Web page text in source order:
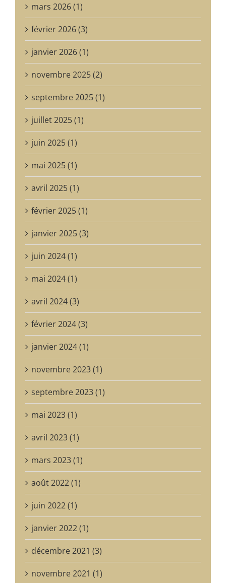
mars 2026 (1)
février 2026 (3)
janvier 2026 (1)
novembre 2025 (2)
septembre 2025 (1)
juillet 2025 (1)
juin 2025 (1)
mai 2025 (1)
avril 2025 (1)
février 2025 (1)
janvier 2025 (3)
juin 2024 (1)
mai 2024 (1)
avril 2024 (3)
février 2024 (3)
janvier 2024 (1)
novembre 2023 (1)
septembre 2023 (1)
mai 2023 (1)
avril 2023 (1)
mars 2023 (1)
août 2022 (1)
juin 2022 (1)
janvier 2022 (1)
décembre 2021 (3)
novembre 2021 (1)